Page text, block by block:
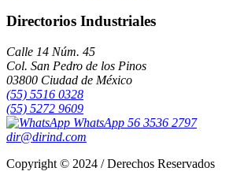
Directorios Industriales
Calle 14 Núm. 45
Col. San Pedro de los Pinos
03800 Ciudad de México
(55) 5516 0328
(55) 5272 9609
WhatsApp 56 3536 2797
dir@dirind.com
Copyright © 2024 / Derechos Reservados